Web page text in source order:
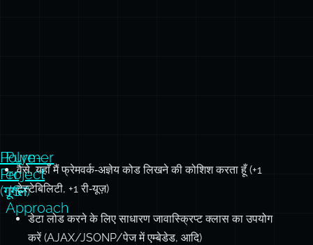
Polymer
Project
(गूगल)
Pure-
er
JS
Approach
वैसे, यहाँ मैं फ्रेमवर्क‑अज्ञेय कोड लिखने की कोशिश करता हूँ (+1
टेस्टेबिलिटी, +1 री‑यूज़)
डेटा लोड करने के लिए साधारण जावास्क्रिप्ट क्लास का उपयोग
करें (AJAX/JSONP/पेज में एम्बेडेड, आदि)